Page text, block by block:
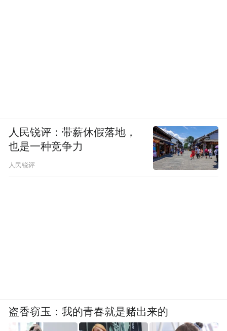
人民锐评：带薪休假落地，
也是一种竞争力
人民锐评
盗香窃玉：我的青春就是赌出来的